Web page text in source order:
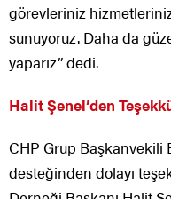
görevleriniz
sunuyoruz. Daha da
yaparız” dedi.
Halit Şenel’den
CHP Grup Başkanvekili
desteğinden dolayı